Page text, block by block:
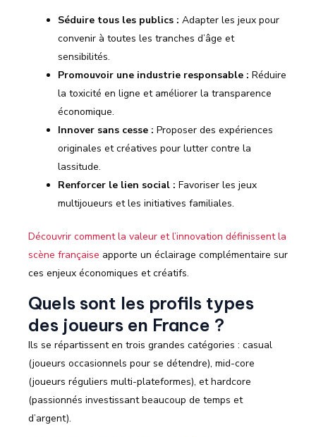
Séduire tous les publics : Adapter les jeux pour
convenir à toutes les tranches d’âge et
sensibilités.
Promouvoir une industrie responsable : Réduire
la toxicité en ligne et améliorer la transparence
économique.
Innover sans cesse : Proposer des expériences
originales et créatives pour lutter contre la
lassitude.
Renforcer le lien social : Favoriser les jeux
multijoueurs et les initiatives familiales.
Découvrir comment la valeur et l’innovation définissent la
scène française apporte un éclairage complémentaire sur
ces enjeux économiques et créatifs.
Quels sont les profils types
des joueurs en France ?
Ils se répartissent en trois grandes catégories : casual
(joueurs occasionnels pour se détendre), mid-core
(joueurs réguliers multi-plateformes), et hardcore
(passionnés investissant beaucoup de temps et
d’argent).